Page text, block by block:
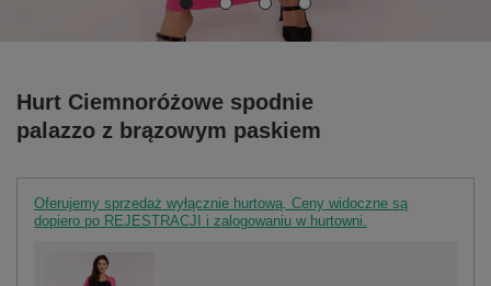
Hurt Ciemnoróżowe spodnie
palazzo z brązowym paskiem
Oferujemy sprzedaż wyłącznie hurtową. Ceny widoczne są
dopiero po REJESTRACJI i zalogowaniu w hurtowni.